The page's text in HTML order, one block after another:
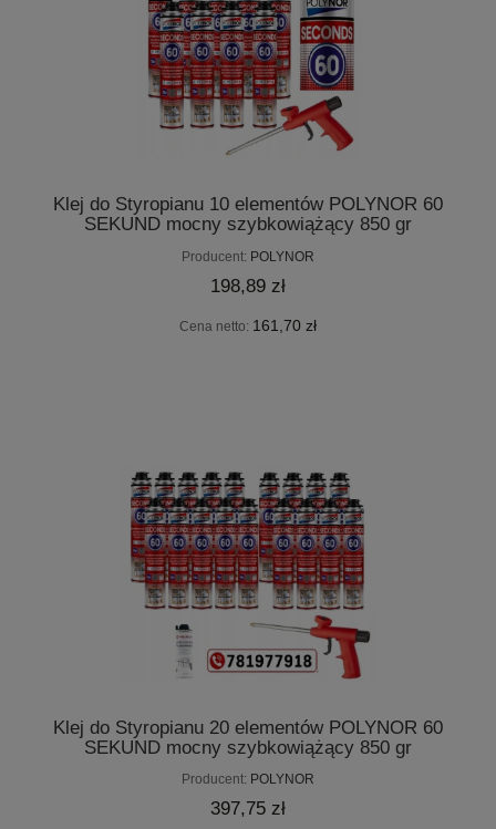
Klej do Styropianu 10 elementów POLYNOR 60
SEKUND mocny szybkowiążący 850 gr
Producent: POLYNOR
198,89 zł
Cena netto: 161,70 zł
Klej do Styropianu 20 elementów POLYNOR 60
SEKUND mocny szybkowiążący 850 gr
Producent: POLYNOR
397,75 zł